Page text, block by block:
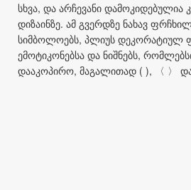
სხვა, და არჩევანი დამოკიდებულია
დიზაინზე. ამ გვერდზე ნახავ
სიმბოლოებს, პლიუს დეკორატიულ
ემოტიკონებსა და ნიშნებს,
დააკოპირო, მაგალითად ( ), 〈 〉